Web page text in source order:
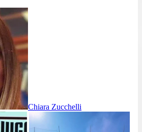
Chiara Zucchelli